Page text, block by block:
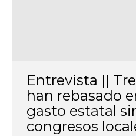
Entrevista ||
han rebasado
gasto estatal
congresos